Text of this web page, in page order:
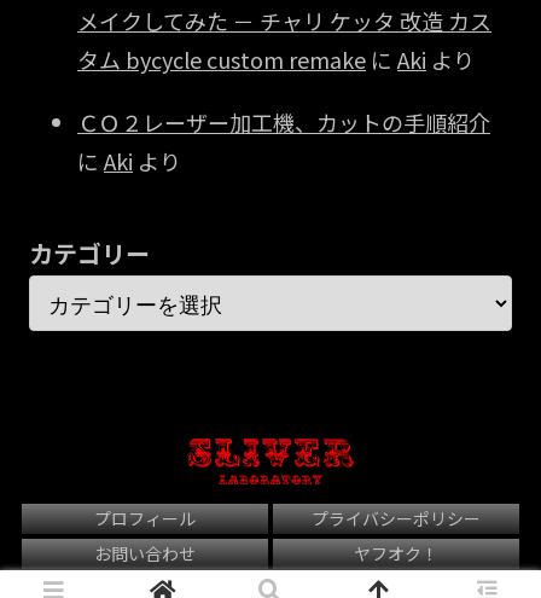
メイクしてみた － チャリ ケッタ 改造 カス
タム bycycle custom remake にAki より
ＣＯ２レーザー加工機、カットの手順紹介
にAki より
カテゴリー
プロフィール
プライバシーポリシー
お問い合わせ
ヤフオク！